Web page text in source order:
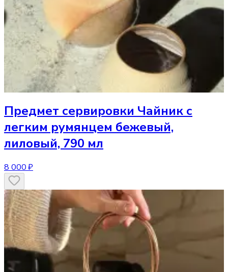
Предмет сервировки Чайник с
легким румянцем бежевый,
лиловый, 790 мл
8 000 ₽